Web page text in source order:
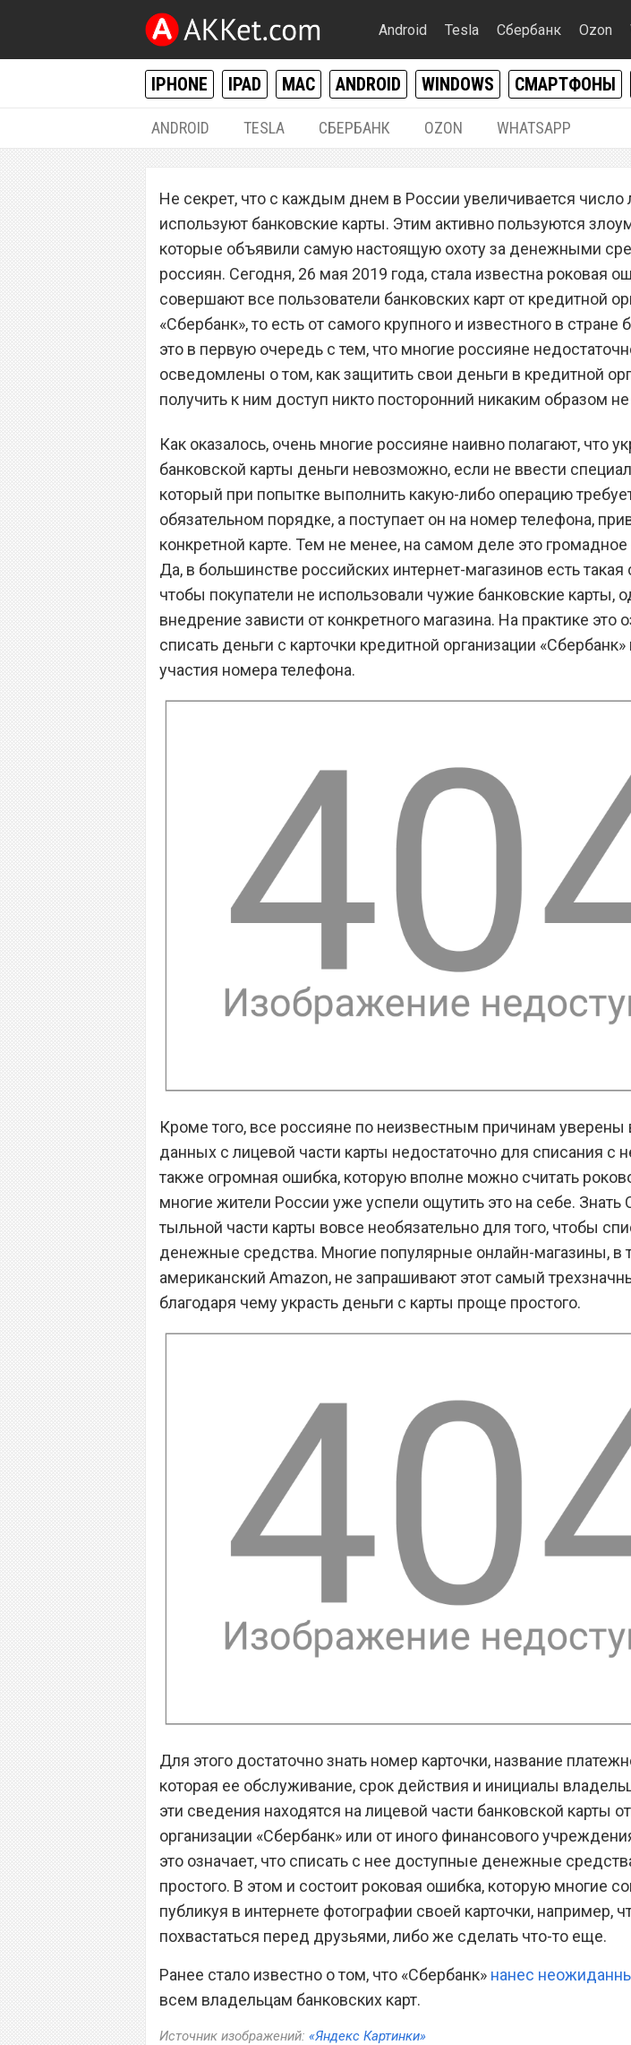
Android Tesla Сбербанк Ozon
IPHONE IPAD MAC ANDROID WINDOWS СМАРТФОНЫ
ANDROID TESLA СБЕРБАНК OZON WHATSAPP
«Сбербанк» назвал роковую
которую совершают все
банковских карт
Не секрет, что с каждым днем в России увеличивается
используют банковские карты. Этим активно пользуются
которые объявили самую настоящую охоту за денежными
россиян. Сегодня, 26 мая 2019 года, стала известна роковая
совершают все пользователи банковских карт от кредитной
«Сбербанк», то есть от самого крупного и известного в стране
это в первую очередь с тем, что многие россияне
осведомлены о том, как защитить свои деньги в кредитной
получить к ним доступ никто посторонний никаким образом
Как оказалось, очень многие россияне наивно полагают, что
банковской карты деньги невозможно, если не ввести
который при попытке выполнить какую-либо операцию
обязательном порядке, а поступает он на номер телефона,
конкретной карте. Тем не менее, на самом деле это
Да, в большинстве российских интернет-магазинов есть
чтобы покупатели не использовали чужие банковские карты,
внедрение зависти от конкретного магазина. На практике это
списать деньги с карточки кредитной организации
участия номера телефона.
Кроме того, все россияне по неизвестным причинам уверены
данных с лицевой части карты недостаточно для списания с
также огромная ошибка, которую вполне можно считать
многие жители России уже успели ощутить это на себе. Знать
тыльной части карты вовсе необязательно для того, чтобы
денежные средства. Многие популярные онлайн-магазины, в
американский Amazon, не запрашивают этот самый
благодаря чему украсть деньги с карты проще простого.
Для этого достаточно знать номер карточки, название
которая ее обслуживание, срок действия и инициалы
эти сведения находятся на лицевой части банковской карты
организации «Сбербанк» или от иного финансового
это означает, что списать с нее доступные денежные
простого. В этом и состоит роковая ошибка, которую многие
публикуя в интернете фотографии своей карточки, например,
похвастаться перед друзьями, либо же сделать что-то еще.
Ранее стало известно о том, что «Сбербанк» нанес
всем владельцам банковских карт.
Источник изображений: «Яндекс Картинки»